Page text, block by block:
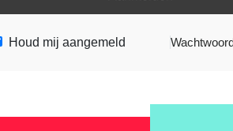
Houd mij aangemeld